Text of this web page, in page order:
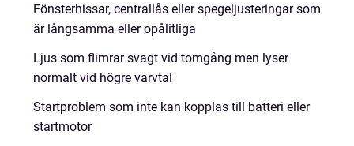
Fönsterhissar, centrallås eller spegeljusteringar som
är långsamma eller opålitliga
Ljus som flimrar svagt vid tomgång men lyser
normalt vid högre varvtal
Startproblem som inte kan kopplas till batteri eller
startmotor